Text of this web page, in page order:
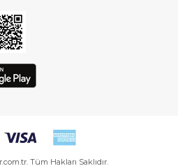
Tüm Hakları Saklıdır.